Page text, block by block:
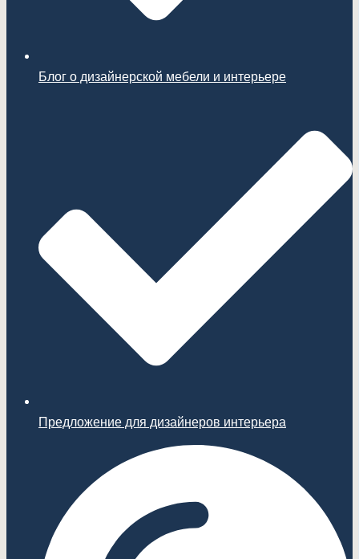
Блог о дизайнерской мебели и интерьере
Предложение для дизайнеров интерьера